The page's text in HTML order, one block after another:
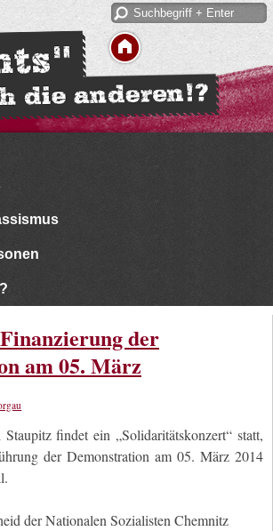
der
am 05. März
findet ein „Solidaritätskonzert“ statt,
der Demonstration am 05. März 2014
der Nationalen Sozialisten Chemnitz